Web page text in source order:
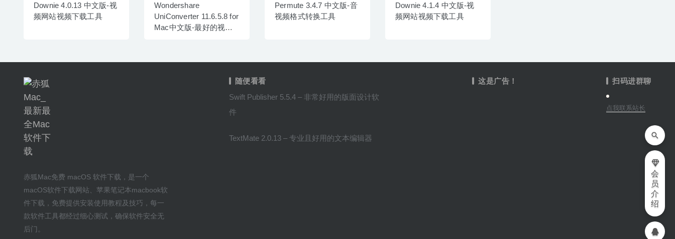
Downie 4.0.13 中文版-视
频网站视频下载工具
Wondershare
UniConverter 11.6.5.8 for
Mac中文版-最好的视频
Permute 3.4.7 中文版-音
视频格式转换工具
Downie 4.1.4 中文版-视
频网站视频下载工具
赤狐Mac免费 macOS 软件下载 ，是一个
macOS软件下载网站
苹果笔记本macbook软
件下载 ，免费提供安装使用教程及技巧 ，每一
款软件工具都经过细心测试，确保软件安全无
后门。
随便看看
Swift Publisher 5.5.4 – 非常好用的版面设计软
件
TextMate 2.0.13 – 专业且好用的文本编辑器
这是广告！ 扫码进群聊
点我联系站长
会
员
介
绍